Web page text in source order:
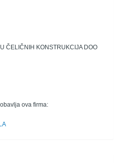
ČELIČNIH KONSTRUKCIJA DOO
ova firma: